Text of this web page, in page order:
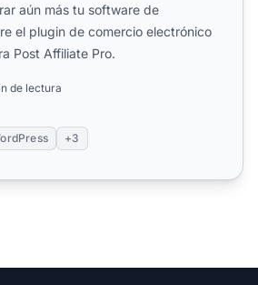
aún más tu software de
el plugin de comercio electrónico
Post Affiliate Pro.
de lectura
+3